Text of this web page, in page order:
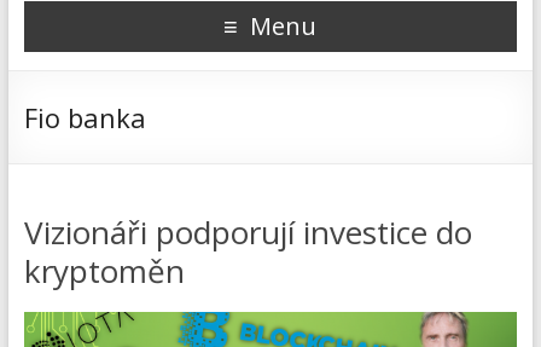
Menu
Fio banka
Vizionáři podporují investice do
kryptoměn